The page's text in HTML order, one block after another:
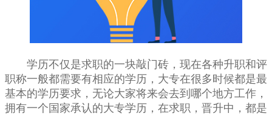
学历不仅是求职的一块敲门砖，现在各种升职和评
职称一般都需要有相应的学历，大专在很多时候都是最
基本的学历要求，无论大家将来会去到哪个地方工作，
拥有一个国家承认的大专学历，在求职，晋升中，都是